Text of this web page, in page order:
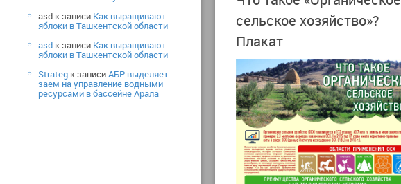
asd к записи Как выращивают
яблоки в Ташкентской области
asd к записи Как выращивают
яблоки в Ташкентской области
Strateg к записиАБР выделяет
заем на управление водными
ресурсами в бассейне Арала
сельское хозяйство»?
Плакат